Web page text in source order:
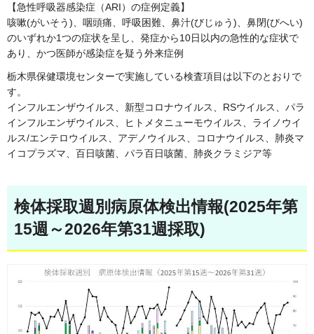
【急性呼吸器感染症（ARI）の症例定義】
咳嗽(がいそう)、咽頭痛、呼吸困難、鼻汁(びじゅう)、鼻閉(びへい)
のいずれか1つの症状を呈し、発症から10日以内の急性的な症状で
あり、かつ医師が感染症を疑う外来症例
栃木県保健環境センターで実施している検査項目は以下のとおりで
す。
インフルエンザウイルス、新型コロナウイルス、RSウイルス、パラ
インフルエンザウイルス、ヒトメタニューモウイルス、ライノウイ
ルス/エンテロウイルス、アデノウイルス、コロナウイルス、肺炎マ
イコプラズマ、百日咳菌、パラ百日咳菌、肺炎クラミジア等
検体採取週別病原体検出情報(2025年第
15週～2026年第31週採取)